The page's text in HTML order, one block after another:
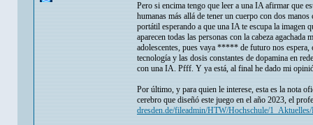
Pero si encima tengo que leer a una IA afirmar que
humanas más allá de tener un cuerpo con dos
portátil esperando a que una IA te escupa la imagen
aparecen todas las personas con la cabeza
adolescentes, pues vaya ***** de futuro nos espera,
tecnología y las dosis constantes de dopamina en
con una IA. Pfff. Y ya está, al final he dado mi
Por último, y para quien le interese, esta es la nota
cerebro que diseñó este juego en el año 2023, el
dresden.de/fileadmin/HTW/Hochschule/